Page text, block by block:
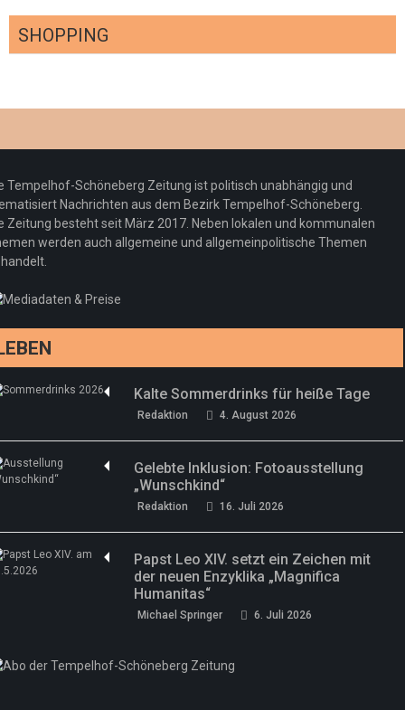
SHOPPING
Redaktion 23. Juli 2026
Pepe Jeans London mit Summer Sale und
neuer Kollektion
Redaktion 19. Juli 2026
Woher kommt der Honig? – Neue EU-
Regeln gelten 14. Juni
drei neue Specials zur Fußball-WM
Tempelhof-Schöneberg Zeitung ist politisch unabhängig und
Nachrichten aus dem Bezirk Tempelhof-Schöneberg.
Zeitung besteht seit März 2017. Neben lokalen und kommunalen
werden auch allgemeine und allgemeinpolitische Themen
Kalte Sommerdrinks für heiße Tage
Redaktion 4. August 2026
Gelebte Inklusion: Fotoausstellung
„Wunschkind“
Redaktion 16. Juli 2026
Papst Leo XIV. setzt ein Zeichen mit
der neuen Enzyklika „Magnifica
Humanitas“
Michael Springer 6. Juli 2026